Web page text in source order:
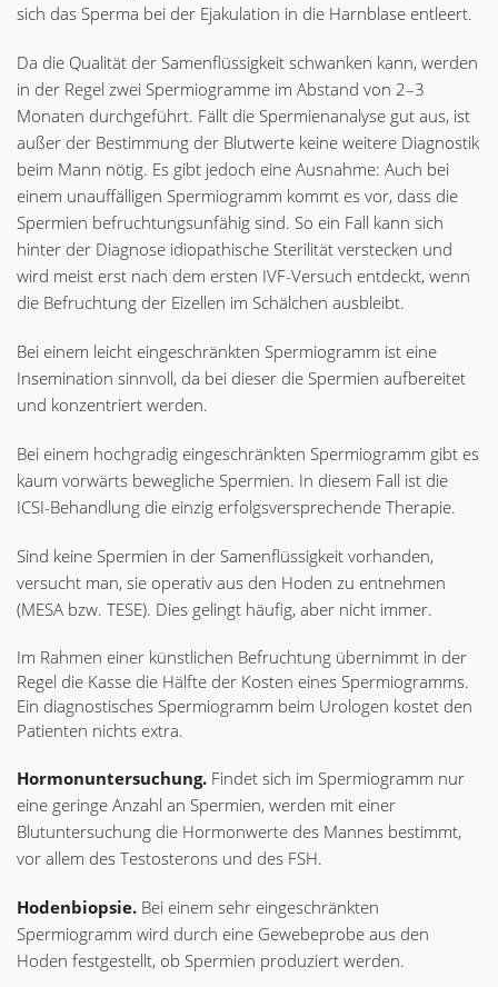
sich das Sperma bei der Ejakulation in die Harnblase entleert.
Da die Qualität der Samenflüssigkeit schwanken kann, werden
in der Regel zwei Spermiogramme im Abstand von 2–3
Monaten durchgeführt. Fällt die Spermienanalyse gut aus, ist
außer der Bestimmung der Blutwerte keine weitere Diagnostik
beim Mann nötig. Es gibt jedoch eine Ausnahme: Auch bei
einem unauffälligen Spermiogramm kommt es vor, dass die
Spermien befruchtungsunfähig sind. So ein Fall kann sich
hinter der Diagnose idiopathische Sterilität verstecken und
wird meist erst nach dem ersten IVF-Versuch entdeckt, wenn
die Befruchtung der Eizellen im Schälchen ausbleibt.
Bei einem leicht eingeschränkten Spermiogramm ist eine
Insemination sinnvoll, da bei dieser die Spermien aufbereitet
und konzentriert werden.
Bei einem hochgradig eingeschränkten Spermiogramm gibt es
kaum vorwärts bewegliche Spermien. In diesem Fall ist die
ICSI-Behandlung die einzig erfolgsversprechende Therapie.
Sind keine Spermien in der Samenflüssigkeit vorhanden,
versucht man, sie operativ aus den Hoden zu entnehmen
(MESA bzw. TESE). Dies gelingt häufig, aber nicht immer.
Im Rahmen einer künstlichen Befruchtung übernimmt in der
Regel die Kasse die Hälfte der Kosten eines Spermiogramms.
Ein diagnostisches Spermiogramm beim Urologen kostet den
Patienten nichts extra.
Hormonuntersuchung. Findet sich im Spermiogramm nur
eine geringe Anzahl an Spermien, werden mit einer
Blutuntersuchung die Hormonwerte des Mannes bestimmt,
vor allem des Testosterons und des FSH.
Hodenbiopsie. Bei einem sehr eingeschränkten
Spermiogramm wird durch eine Gewebeprobe aus den
Hoden festgestellt, ob Spermien produziert werden.